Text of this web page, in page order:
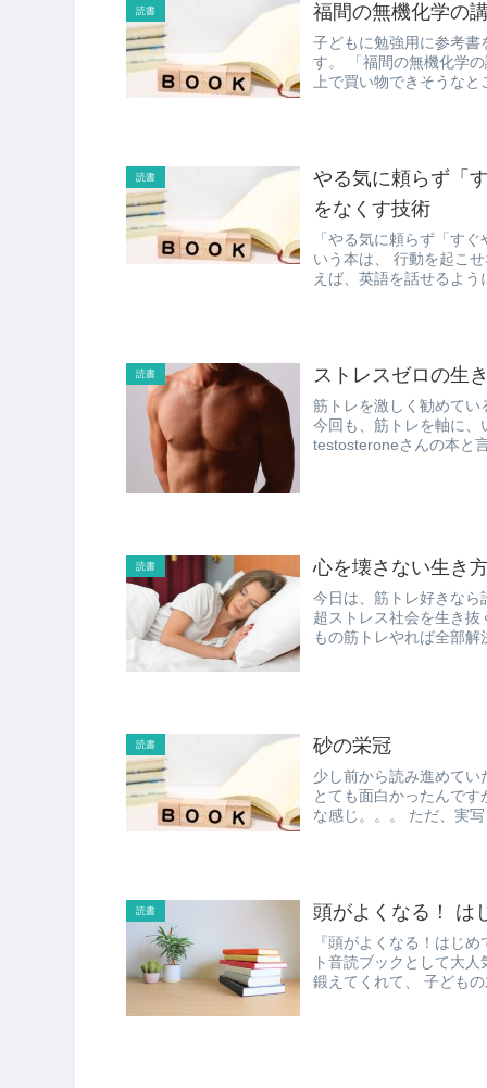
読書 福間の無機化学の
子どもに勉強用に参考書を買って欲しい、 と言
す。 「福間の無機化学の講義」 という本なのですが、Amazonとか楽天とか、 ネット
読書
やる気に頼らず「
をなくす技術
「やる気に頼らず「す
いう本は、 行動を起こせない人にとって役立つアドバイスが盛りだくさんです。 たと
読書 ストレスゼロの生
筋トレを激しく勧めて
今回も、筋トレを軸に、
testosteroneさんの本と
読書 心を壊さない生き
今日は、筋トレ好きな
超ストレス社会を生き抜く
もの筋トレやれば全部
読書 砂の栄冠
少し前から読み進めていた高校野球マンガ 「砂
とても面白かったんですが、 最後がアッサリ終わってしまい、 ちょっと
な感じ。。。
読書 頭がよくなる！ は
『頭がよくなる！はじめての寝る
ト音読ブックとして大人気です。 1歳から音読？！と思います